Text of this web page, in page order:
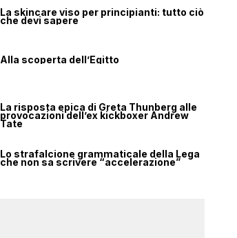
La skincare viso per principianti: tutto ciò
che devi sapere
Alla scoperta dell’Egitto
La risposta epica di Greta Thunberg alle
provocazioni dell’ex kickboxer Andrew
Tate
Lo strafalcione grammaticale della Lega
che non sa scrivere “accelerazione”